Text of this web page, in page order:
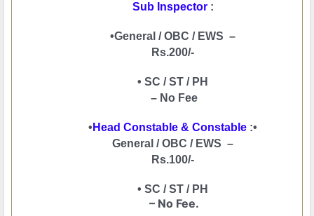
Sub Inspector :
•General / OBC / EWS  –
Rs.200/-
• SC / ST / PH
– No Fee
• Head Constable & Constable :•
General / OBC / EWS  –
Rs.100/-
• SC / ST / PH
– No Fee.